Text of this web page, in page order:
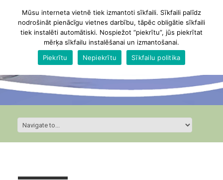
Mūsu interneta vietnē tiek izmantoti sīkfaili. Sīkfaili palīdz
nodrošināt pienācīgu vietnes darbību, tāpēc obligātie sīkfaili
tiek instalēti automātiski. Nospiežot “piekrītu”, jūs piekrītat
mērķa sīkfailu instalēšanai un izmantošanai.
Piekrītu
Nepiekrītu Sīkfailu politika